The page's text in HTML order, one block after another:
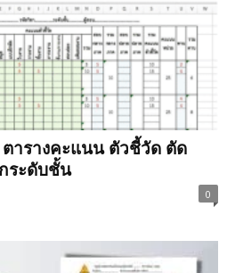
ารางคะแนน ตัวชี้วัด ตัด
ระดับชั้น
0